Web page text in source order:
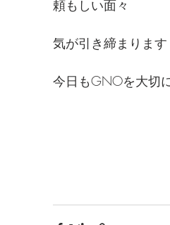
頼もしい面々
気が引き締まります
今日もGNOを大切